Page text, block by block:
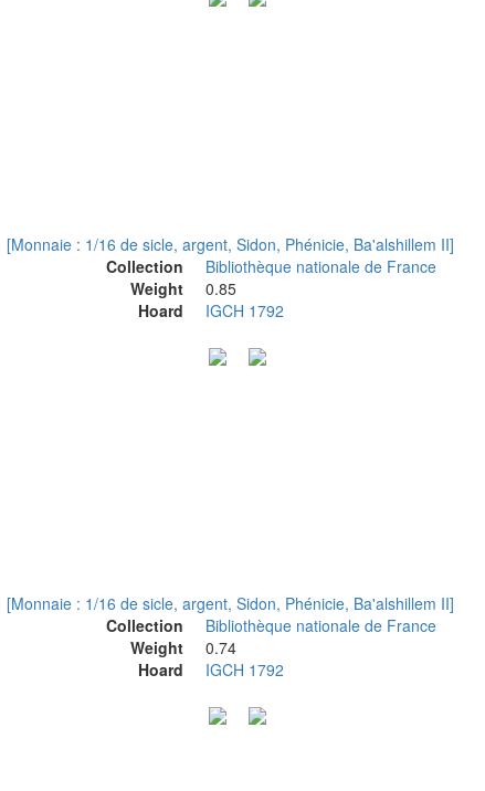
[Monnaie : 1/16 de sicle, argent, Sidon, Phénicie, Ba'alshillem II]
Collection
Bibliothèque nationale de France
Weight
0.85
Hoard
IGCH 1792
[Monnaie : 1/16 de sicle, argent, Sidon, Phénicie, Ba'alshillem II]
Collection
Bibliothèque nationale de France
Weight
0.74
Hoard
IGCH 1792